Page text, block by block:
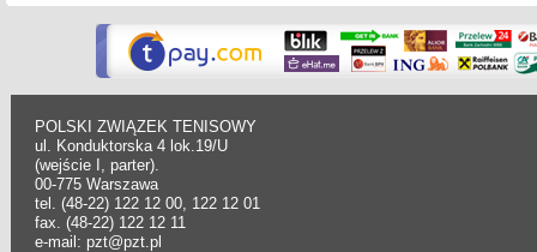
POLSKI ZWIĄZEK TENISOWY
ul. Konduktorska 4 lok.19/U
(wejście I, parter).
00-775 Warszawa
tel. (48-22) 122 12 00, 122 12 01
fax. (48-22) 122 12 11
e-mail: pzt@pzt.pl